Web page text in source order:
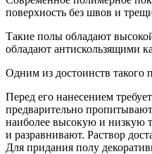
поверхность без швов и
Такие полы обладают
обладают антискользящими
Одним из достоинств такого
Перед его нанесением
предварительно
наиболее высокую и низкую
и разравнивают. Раствор
Для придания полу